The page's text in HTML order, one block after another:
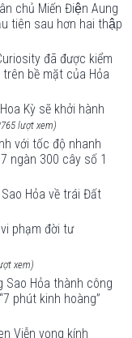
chủ Miến Điện Aung
tiên sau hơn hai thập
đã được kiểm
bề mặt của Hỏa
Kỳ sẽ khởi hành
lượt xem)
với tốc độ nhanh
ngàn 300 cây số 1
Hỏa về trái Đất
phạm đời tư
xem)
Sao Hỏa thành công
phút kinh hoàng”
Viễn vọng kính